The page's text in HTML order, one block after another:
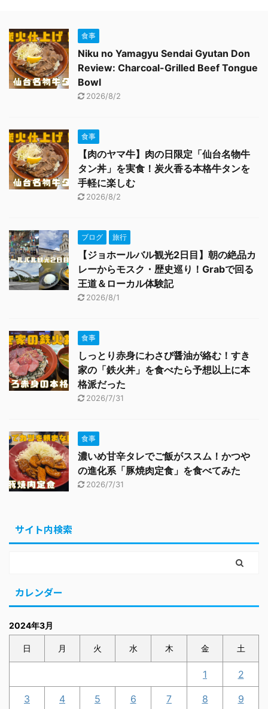
食事
Niku no Yamagyu Sendai Gyutan Don
Review: Charcoal-Grilled Beef Tongue
Bowl
2026/8/2
食事
【肉のヤマ牛】肉の日限定「仙台名物牛
タン丼」を実食！炭火香る本格牛タンを
手軽に楽しむ
2026/8/2
ブログ 旅行
【ジョホールバル観光2日目】朝の絶品カ
レーからモスク・歴史巡り！Grabで回る
王道＆ローカル体験記
2026/8/1
食事
しっとり赤身にわさび醤油が絡む！すき
家の「鉄火丼」を食べたら予想以上に本
格派だった
2026/7/31
食事
濃いめ甘辛タレでご飯がススム！かつや
の進化系「豚焼肉定食」を食べてみた
2026/7/31
サイト内検索
カレンダー
2024年3月
日 月 火 水 木 金 土
1 2
3 4 5 6 7 8 9